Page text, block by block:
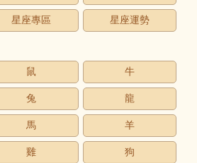
星座專區 星座運勢
鼠 牛
兔 龍
馬 羊
雞 狗